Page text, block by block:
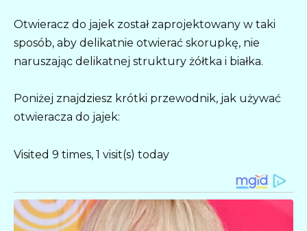
Otwieracz do jajek został zaprojektowany w taki
sposób, aby delikatnie otwierać skorupkę, nie
naruszając delikatnej struktury żółtka i białka.
Poniżej znajdziesz krótki przewodnik, jak używać
otwieracza do jajek:
Visited 9 times, 1 visit(s) today